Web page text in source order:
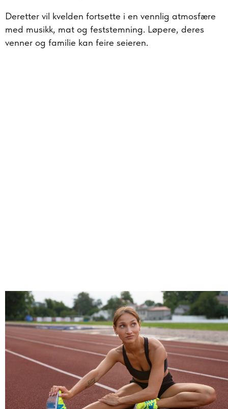
Deretter vil kvelden fortsette i en vennlig atmosfære
med musikk, mat og feststemning. Løpere, deres
venner og familie kan feire seieren.